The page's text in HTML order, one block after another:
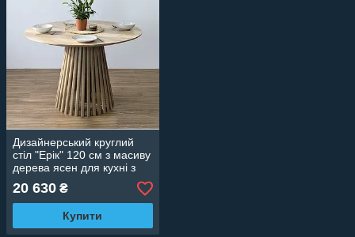
Дизайнерський круглий
стіл "Ерік" 120 см з масиву
дерева ясен для кухні з
20 630 ₴
Купити